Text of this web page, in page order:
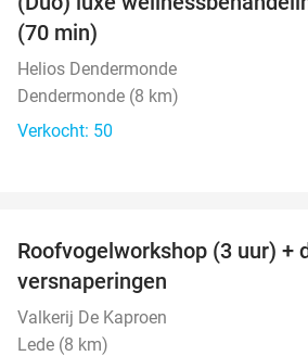
(70 min)
Helios Dendermonde
Dendermonde (8 km)
Verkocht: 50
Roofvogelworkshop (3 uur) +
versnaperingen
Valkerij De Kaproen
Lede (8 km)